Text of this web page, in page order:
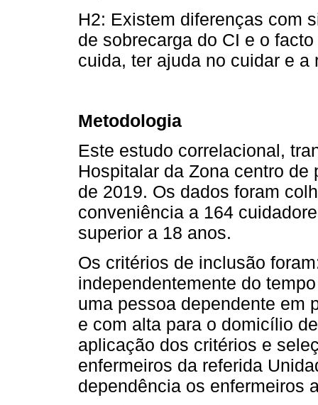
H2: Existem diferenças com
de sobrecarga do CI e o
cuida, ter ajuda no cuidar e a
Metodologia
Este estudo correlacional,
Hospitalar da Zona centro
de 2019. Os dados foram
conveniência a 164
superior a 18 anos.
Os critérios de inclusão
independentemente do
uma pessoa dependente em
e com alta para o domicílio
aplicação dos critérios e
enfermeiros da referida
dependência os enfermeiros